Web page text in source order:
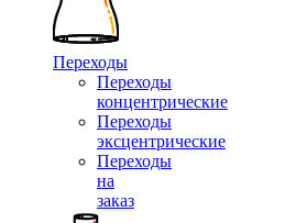
Переходы
Переходы
концентрические
Переходы
эксцентрические
Переходы
на
заказ